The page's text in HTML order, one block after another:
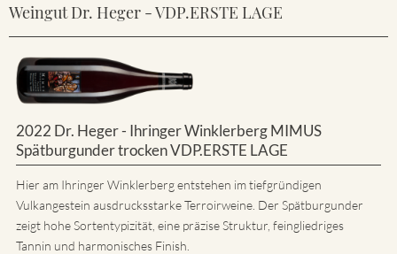
Weingut Dr. Heger - VDP.ERSTE LAGE
2022 Dr. Heger - Ihringer Winklerberg MIMUS
Spätburgunder trocken VDP.ERSTE LAGE
Hier am Ihringer Winklerberg entstehen im tiefgründigen
Vulkangestein ausdrucksstarke Terroirweine. Der Spätburgunder
zeigt hohe Sortentypizität, eine präzise Struktur, feingliedriges
Tannin und harmonisches Finish.